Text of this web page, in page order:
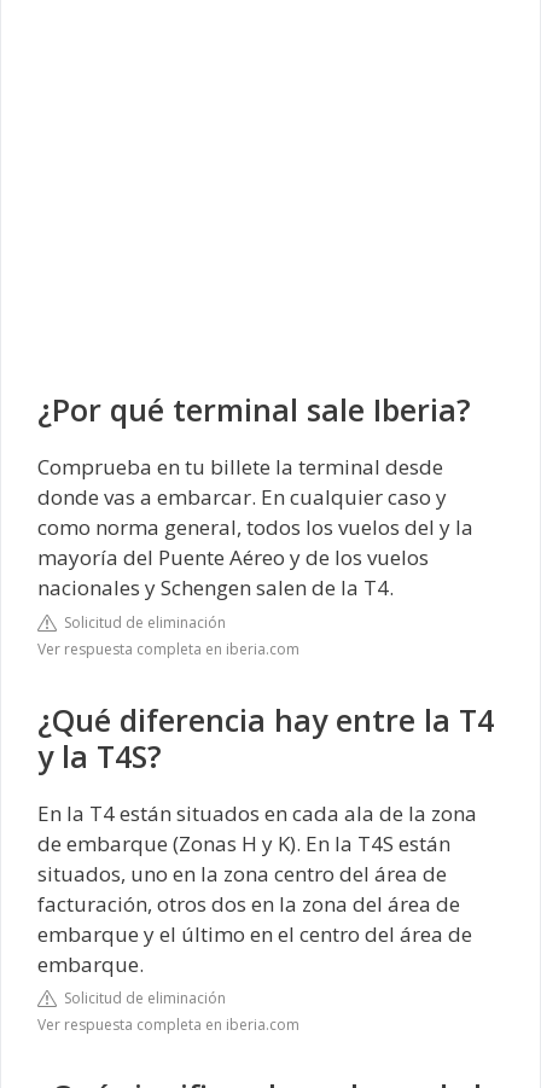
¿Por qué terminal sale Iberia?
Comprueba en tu billete la terminal desde
donde vas a embarcar. En cualquier caso y
como norma general, todos los vuelos del y la
mayoría del Puente Aéreo y de los vuelos
nacionales y Schengen salen de la T4.
Solicitud de eliminación
Ver respuesta completa en iberia.com
¿Qué diferencia hay entre la T4
y la T4S?
En la T4 están situados en cada ala de la zona
de embarque (Zonas H y K). En la T4S están
situados, uno en la zona centro del área de
facturación, otros dos en la zona del área de
embarque y el último en el centro del área de
embarque.
Solicitud de eliminación
Ver respuesta completa en iberia.com